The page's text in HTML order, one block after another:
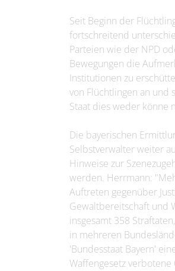
Seit Beginn der
fortschreitend
Parteien wie der NPD
Bewegungen die
Institutionen zu
von Flüchtlingen an und
Staat dies weder könne
Die bayerischen
Selbstverwalter weiter
Hinweise zur
werden. Herrmann:
Auftreten gegenüber
Gewaltbereitschaft und
insgesamt 358
in mehreren
'Bundesstaat Bayern'
Waffengesetz